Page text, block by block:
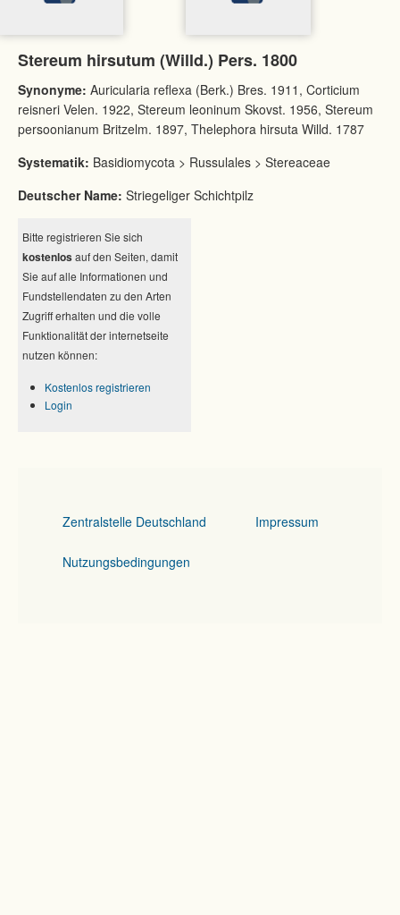
Stereum hirsutum (Willd.) Pers. 1800
Synonyme: Auricularia reflexa (Berk.) Bres. 1911, Corticium
reisneri Velen. 1922, Stereum leoninum Skovst. 1956, Stereum
persoonianum Britzelm. 1897, Thelephora hirsuta Willd. 1787
Systematik: Basidiomycota > Russulales > Stereaceae
Deutscher Name: Striegeliger Schichtpilz
Bitte registrieren Sie sich
kostenlos auf den Seiten, damit
Sie auf alle Informationen und
Fundstellendaten zu den Arten
Zugriff erhalten und die volle
Funktionalität der internetseite
nutzen können:
Kostenlos registrieren
Login
Zentralstelle Deutschland Impressum
Nutzungsbedingungen